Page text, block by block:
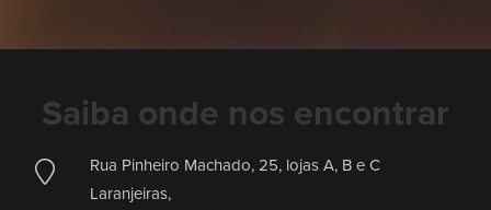
Saiba onde nos encontrar
Rua Pinheiro Machado, 25, lojas A, B e C
Laranjeiras,